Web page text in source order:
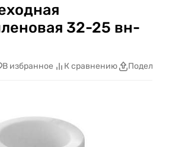
32-25 вн-
В избранное К сравнению